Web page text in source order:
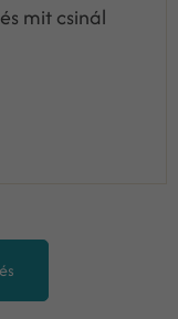
mit csinál